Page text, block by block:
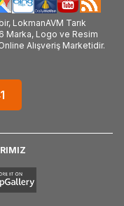
LokmanAVM Tarık
Marka, Logo ve Resim
Alışveriş Marketidir.